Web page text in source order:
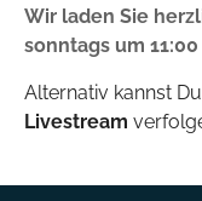
Wir laden Sie
sonntags um 11:00
Alternativ kannst
Livestream